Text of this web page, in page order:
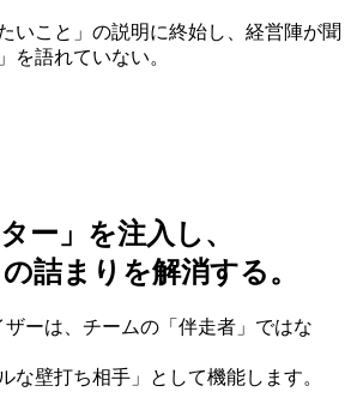
いこと」の説明に終始し、経営陣が聞
を語れていない。
ー」を注入し、
詰まりを解消する。
ザーは、チームの「伴走者」ではな
な壁打ち相手」 として機能します。